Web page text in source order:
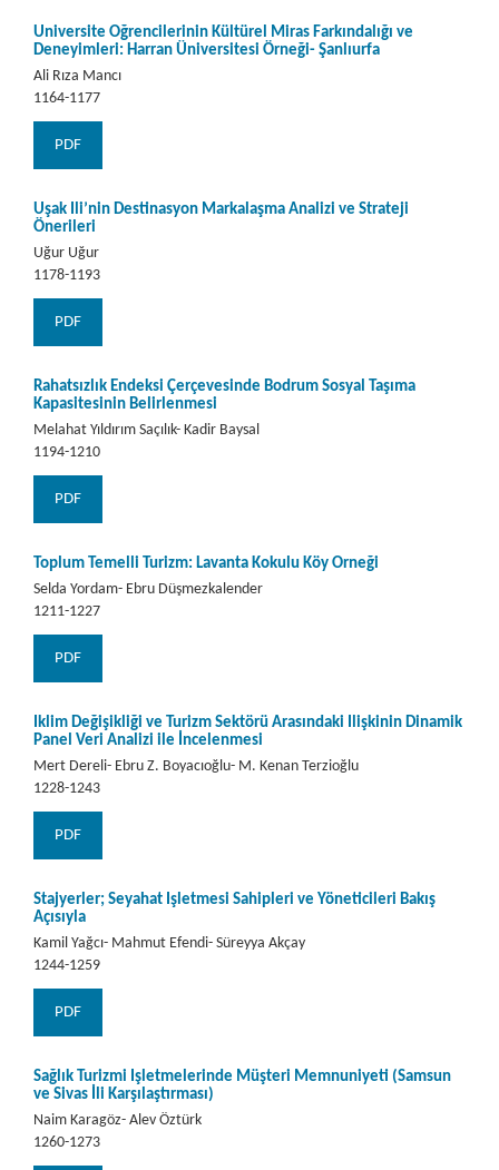
Üniversite Öğrencilerinin Kültürel Miras Farkındalığı ve
Deneyimleri: Harran Üniversitesi Örneği- Şanlıurfa
Ali Rıza Mancı
1164-1177
PDF
Uşak İli’nin Destinasyon Markalaşma Analizi ve Strateji
Önerileri
Uğur Uğur
1178-1193
PDF
Rahatsızlık Endeksi Çerçevesinde Bodrum Sosyal Taşıma
Kapasitesinin Belirlenmesi
Melahat Yıldırım Saçılık- Kadir Baysal
1194-1210
PDF
Toplum Temelli Turizm: Lavanta Kokulu Köy Örneği
Selda Yordam- Ebru Düşmezkalender
1211-1227
PDF
İklim Değişikliği ve Turizm Sektörü Arasındaki İlişkinin Dinamik
Panel Veri Analizi ile İncelenmesi
Mert Dereli- Ebru Z. Boyacıoğlu- M. Kenan Terzioğlu
1228-1243
PDF
Stajyerler; Seyahat İşletmesi Sahipleri ve Yöneticileri Bakış
Açısıyla
Kamil Yağcı- Mahmut Efendi- Süreyya Akçay
1244-1259
PDF
Sağlık Turizmi İşletmelerinde Müşteri Memnuniyeti (Samsun
ve Sivas İli Karşılaştırması)
Naim Karagöz- Alev Öztürk
1260-1273